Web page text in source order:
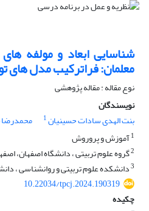
شناسایی ابعاد و مولفه
معلمان: فراترکیب مدل های
نوع مقاله : مقاله پژوهشی
نویسندگان
بنت الهدی سادات حسینیان1 محمدرضا
1آموزش و پروروش
2گروه علوم تربیتی ، دانشگاه اصفهان،
3دانشکده علوم تربیتی و روانشناسی ،
10.22034/tpcj.2024.190319
چکیده